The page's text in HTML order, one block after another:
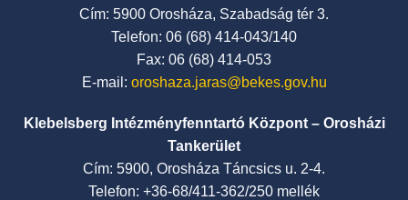
Cím: 5900 Orosháza, Szabadság tér 3.
Telefon: 06 (68) 414-043/140
Fax: 06 (68) 414-053
E-mail: oroshaza.jaras@bekes.gov.hu
Klebelsberg Intézményfenntartó Központ – Orosházi
Tankerület
Cím: 5900, Orosháza Táncsics u. 2-4.
Telefon: +36-68/411-362/250 mellék